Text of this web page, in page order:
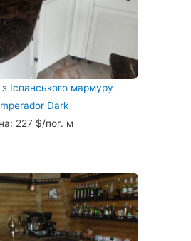
Іспанського мармуру
Dark
227 $/пог. м